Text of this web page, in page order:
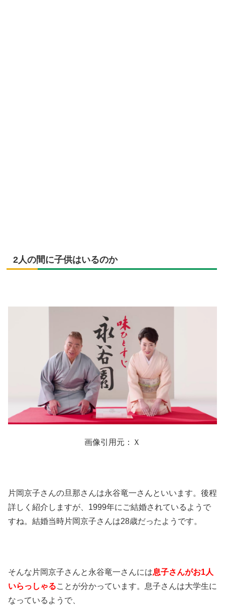
2人の間に子供はいるのか
画像引用元：Ｘ
片岡京子さんの旦那さんは永谷竜一さんといいます。後程
詳しく紹介しますが、1999年にご結婚されているようで
すね。結婚当時片岡京子さんは28歳だったようです。
そんな片岡京子さんと永谷竜一さんには息子さんがお1人
いらっしゃることが分かっています。息子さんは大学生に
なっているようで、